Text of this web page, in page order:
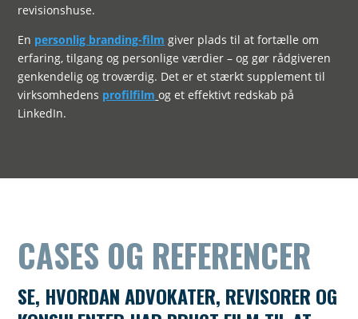
revisionshuse.
En personlig branding-film giver plads til at fortælle om
erfaring, tilgang og personlige værdier – og gør rådgiveren
genkendelig og troværdig. Det er et stærkt supplement til
virksomhedens profilfilm og et effektivt redskab på
LinkedIn.
CASES OG REFERENCER
SE, HVORDAN ADVOKATER, REVISORER OG